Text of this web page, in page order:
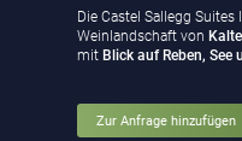
Die Castel Sallegg
Weinlandschaft von
mit Blick auf Reben, See
Zur Anfrage hinzufügen